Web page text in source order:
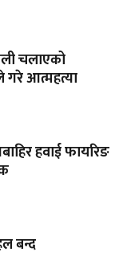
चलाएको
गरे आत्महत्या
हवाई फायरिङ
बन्द